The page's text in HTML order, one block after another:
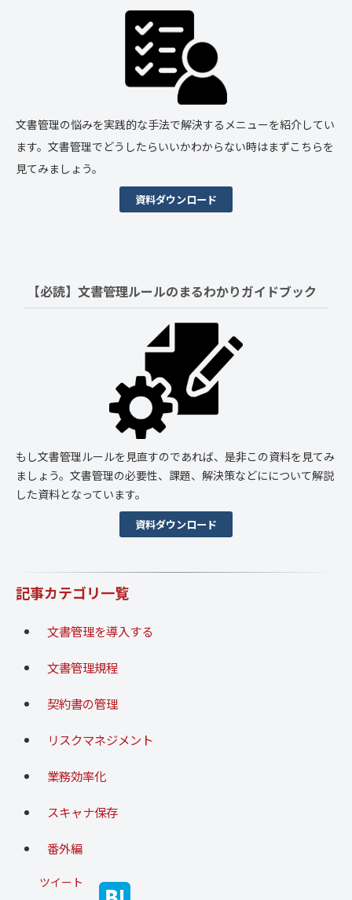
文書管理の悩みを実践的な手法で解決するメニューを紹介してい
ます。文書管理でどうしたらいいかわからない時はまずこちらを
見てみましょう。
資料ダウンロード
【必読】文書管理ルールのまるわかりガイドブック
もし文書管理ルールを見直すのであれば、是非この資料を見てみ
ましょう。文書管理の必要性、課題、解決策などにについて解説
した資料となっています。
資料ダウンロード
記事カテゴリ一覧
文書管理を導入する
文書管理規程
契約書の管理
リスクマネジメント
業務効率化
スキャナ保存
番外編
ツイート